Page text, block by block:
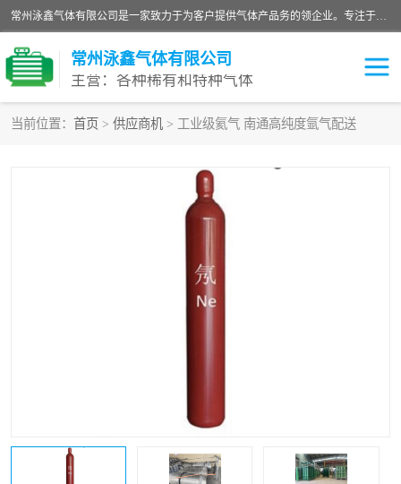
常州泳鑫气体有限公司是一家致力于为客户提供气体产品务的领企业。专注于环氧乙烷剂、环氧乙烷、高纯气体以及稀有和特种气体的研发、生产、销售和配送，产品广泛应用于医疗、电子、科研、化工、食品等多个领域。主要产品有：环氧乙烷灭菌剂，环氧乙烷，高纯氩，氮，氪，氙，氖，氘，笑，氦，氢，氧等各种稀有和特种气体。
常州泳鑫气体有限公司
主营：各种稀有和特种气体
当前位置： 首页 > 供应商机 > 工业级氦气 南通高纯度氩气配送